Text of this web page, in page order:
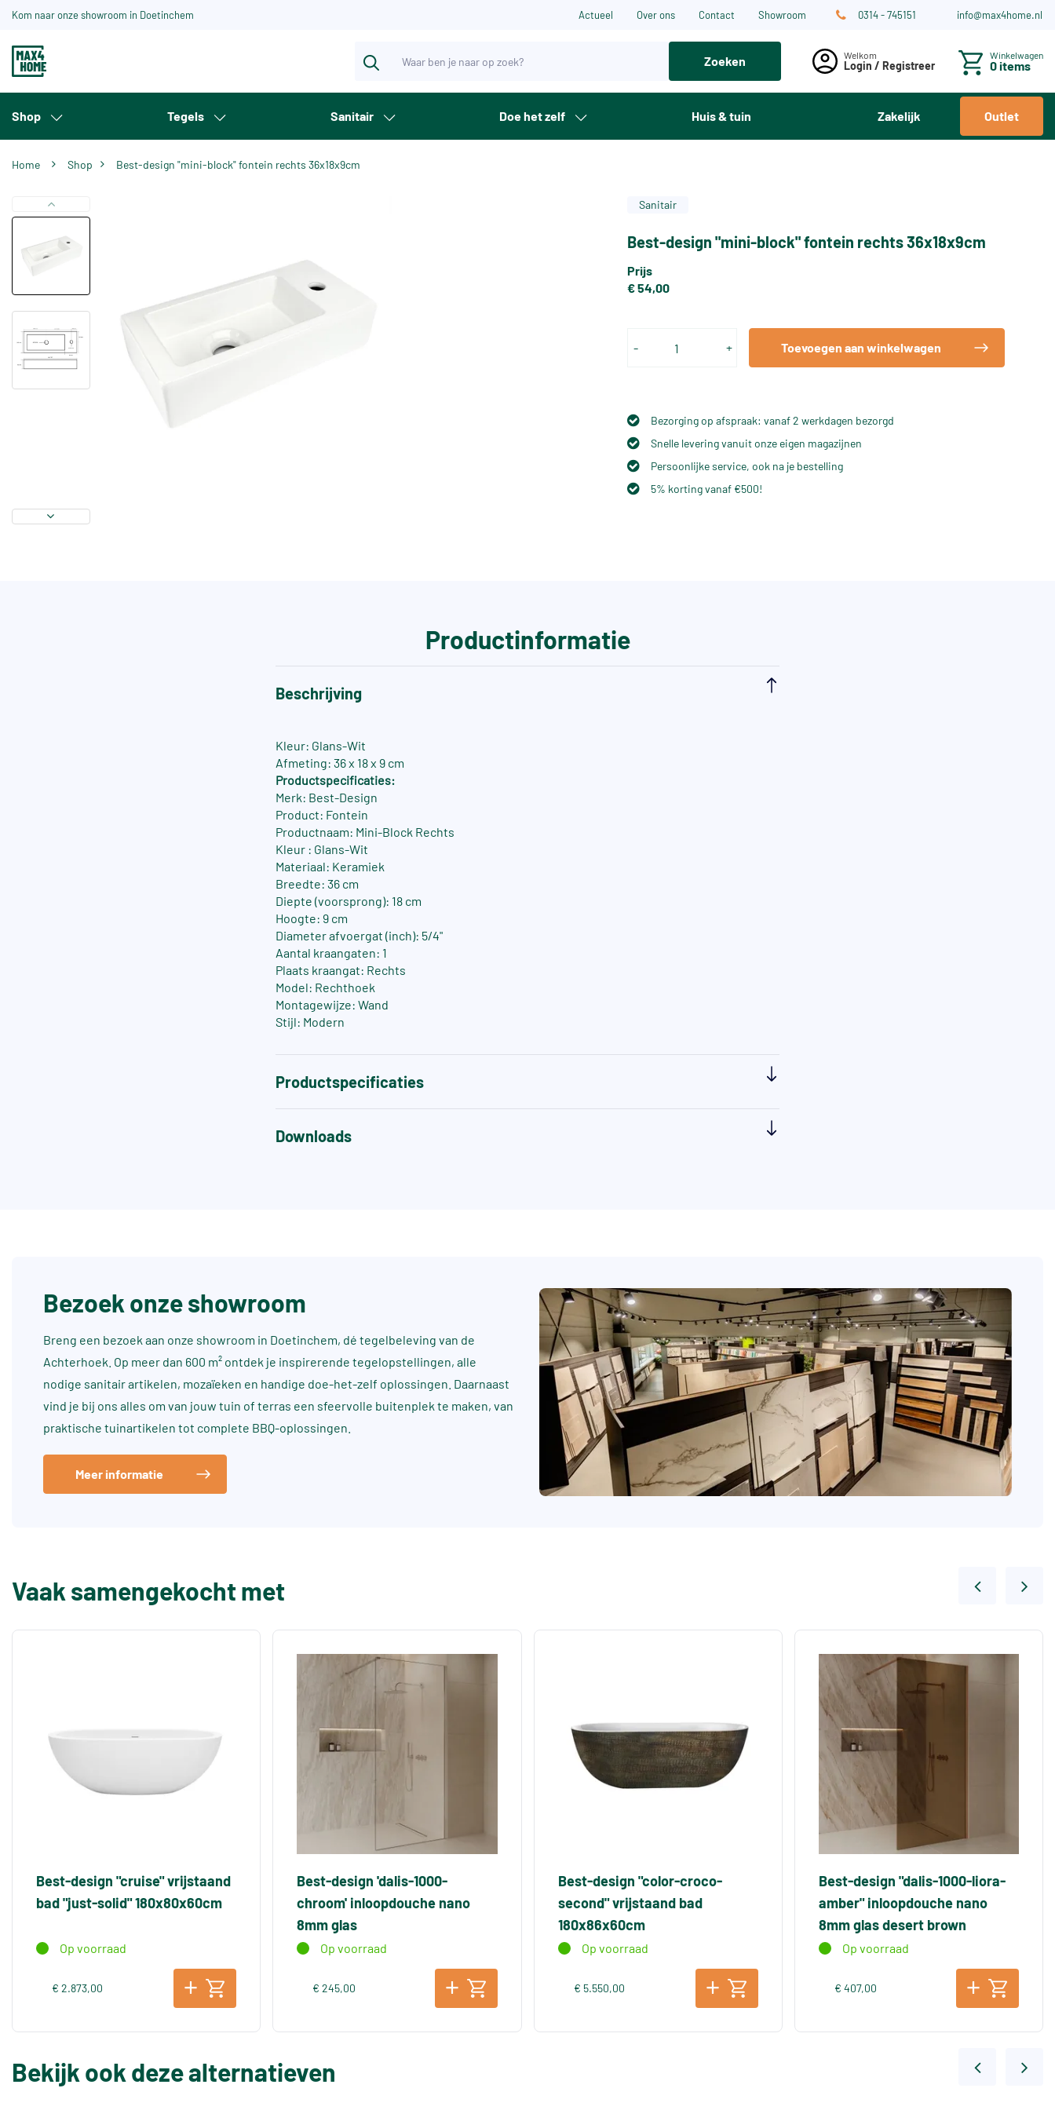
Kom naar onze showroom in Doetinchem Actueel Over ons Contact Showroom 0314 - 745151 info@max4home.nl
Zoeken Login / Registreer
Winkelwagen
0 items
Shop Tegels Sanitair Doe het zelf Huis & tuin Zakelijk Outlet
Home Shop Best-design "mini-block" fontein rechts 36x18x9cm
Sanitair
Best-design "mini-block" fontein rechts 36x18x9cm
Prijs
€ 54,00
- + Toevoegen aan winkelwagen
Bezorging op afspraak: vanaf 2 werkdagen bezorgd
Snelle levering vanuit onze eigen magazijnen
Persoonlijke service, ook na je bestelling
5% korting vanaf €500!
Productinformatie
Beschrijving
Kleur: Glans-Wit
Afmeting: 36 x 18 x 9 cm
Productspecificaties:
Merk: Best-Design
Product: Fontein
Productnaam: Mini-Block Rechts
Kleur : Glans-Wit
Materiaal: Keramiek
Breedte: 36 cm
Diepte (voorsprong): 18 cm
Hoogte: 9 cm
Diameter afvoergat (inch): 5/4"
Aantal kraangaten: 1
Plaats kraangat: Rechts
Model: Rechthoek
Montagewijze: Wand
Stijl: Modern
Productspecificaties
Downloads
Bezoek onze showroom
Breng een bezoek aan onze showroom in Doetinchem, dé tegelbeleving van de
Achterhoek. Op meer dan 600 m² ontdek je inspirerende tegelopstellingen, alle
nodige sanitair artikelen, mozaïeken en handige doe-het-zelf oplossingen. Daarnaast
vind je bij ons alles om van jouw tuin of terras een sfeervolle buitenplek te maken, van
praktische tuinartikelen tot complete BBQ-oplossingen.
Meer informatie
Vaak samengekocht met
Best-design "cruise" vrijstaand
bad "just-solid" 180x80x60cm
Op voorraad
€ 2.873,00
Best-design 'dalis-1000-
chroom' inloopdouche nano
8mm glas
Op voorraad
€ 245,00
Best-design "color-croco-
second" vrijstaand bad
180x86x60cm
Op voorraad
€ 5.550,00
Best-design "dalis-1000-liora-
amber" inloopdouche nano
8mm glas desert brown
Op voorraad
€ 407,00
Bekijk ook deze alternatieven